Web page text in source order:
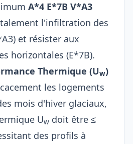
A*4 E*7B V*A3
l'infiltration des
et résister aux
horizontales (E*7B).
Thermique (Uw)
les logements
mois d'hiver glaciaux,
Uw doit être ≤
des profils à